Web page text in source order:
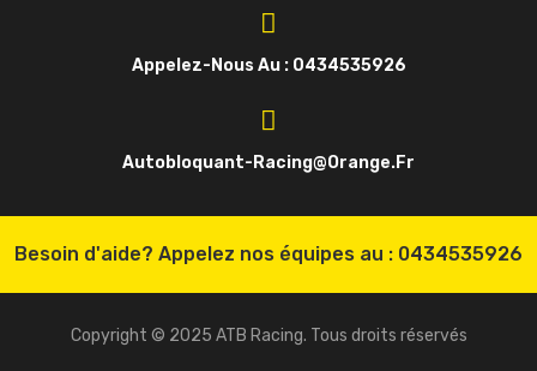
Appelez-Nous Au : 0434535926
Autobloquant-Racing@orange.fr
Besoin d'aide? Appelez nos équipes au : 0434535926
Copyright © 2025 ATB Racing. Tous droits réservés